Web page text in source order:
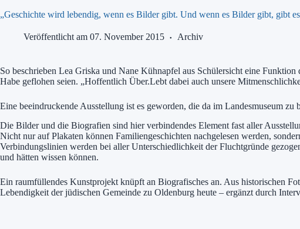
„Geschichte wird lebendig, wenn es Bilder gibt. Und wenn es Bilder gibt, gibt
Veröffentlicht am 07. November 2015 Archiv
So beschrieben Lea Griska und Nane Kühnapfel aus Schülersicht eine
Habe geflohen seien. „Hoffentlich Über.Lebt dabei auch unsere
Eine beeindruckende Ausstellung ist es geworden, die da im Landesmuseum zu
Die Bilder und die Biografien sind hier verbindendes Element fast aller
Nicht nur auf Plakaten können Familiengeschichten nachgelesen werden,
Verbindungslinien werden bei aller Unterschiedlichkeit der Fluchtgründe
und hätten wissen können.
Ein raumfüllendes Kunstprojekt knüpft an Biografisches an. Aus historischen
Lebendigkeit der jüdischen Gemeinde zu Oldenburg heute – ergänzt durch